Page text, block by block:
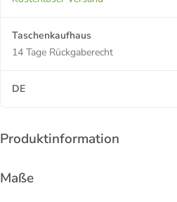
Taschenkaufhaus
14 Tage Rückgaberecht
DE
Produktinformation
Maße